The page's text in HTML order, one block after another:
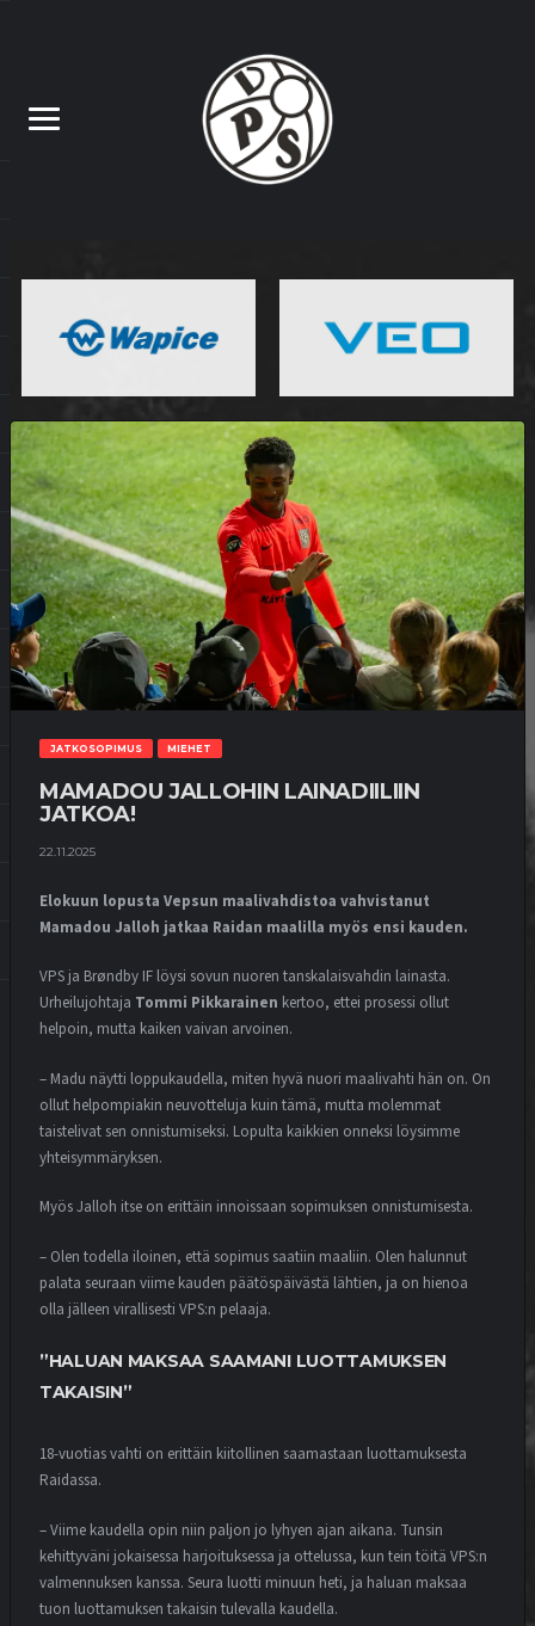
JATKOSOPIMUS MIEHET
MAMADOU JALLOHIN LAINADIILIIN
JATKOA!
22.11.2025
Elokuun lopusta Vepsun maalivahdistoa vahvistanut
Mamadou Jalloh jatkaa Raidan maalilla myös ensi kauden.
VPS ja Brøndby IF löysi sovun nuoren tanskalaisvahdin lainasta.
Urheilujohtaja Tommi Pikkarainen kertoo, ettei prosessi ollut
helpoin, mutta kaiken vaivan arvoinen.
– Madu näytti loppukaudella, miten hyvä nuori maalivahti hän on. On
ollut helpompiakin neuvotteluja kuin tämä, mutta molemmat
taistelivat sen onnistumiseksi. Lopulta kaikkien onneksi löysimme
yhteisymmäryksen.
Myös Jalloh itse on erittäin innoissaan sopimuksen onnistumisesta.
– Olen todella iloinen, että sopimus saatiin maaliin. Olen halunnut
palata seuraan viime kauden päätöspäivästä lähtien, ja on hienoa
olla jälleen virallisesti VPS:n pelaaja.
”HALUAN MAKSAA SAAMANI LUOTTAMUKSEN
TAKAISIN”
18-vuotias vahti on erittäin kiitollinen saamastaan luottamuksesta
Raidassa.
– Viime kaudella opin niin paljon jo lyhyen ajan aikana. Tunsin
kehittyväni jokaisessa harjoituksessa ja ottelussa, kun tein töitä VPS:n
valmennuksen kanssa. Seura luotti minuun heti, ja haluan maksaa
tuon luottamuksen takaisin tulevalla kaudella.